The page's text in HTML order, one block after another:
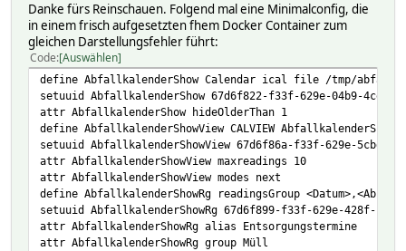
Danke fürs Reinschauen. Folgend mal eine Minimalconfig, die
in einem frisch aufgesetzten fhem Docker Container zum
gleichen Darstellungsfehler führt:
Code Auswählen
define AbfallkalenderShow Calendar ical file /tmp/
setuuid AbfallkalenderShow 67d6f822-f33f-629e-04b9-
attr AbfallkalenderShow hideOlderThan 1
define AbfallkalenderShowView CALVIEW AbfallkalenderShow
setuuid AbfallkalenderShowView 67d6f86a-f33f-629e-5cbd-
attr AbfallkalenderShowView maxreadings 10
attr AbfallkalenderShowView modes next
define AbfallkalenderShowRg readingsGroup
setuuid AbfallkalenderShowRg 67d6f899-f33f-629e-428f-
attr AbfallkalenderShowRg alias Entsorgungstermine
attr AbfallkalenderShowRg group Müll